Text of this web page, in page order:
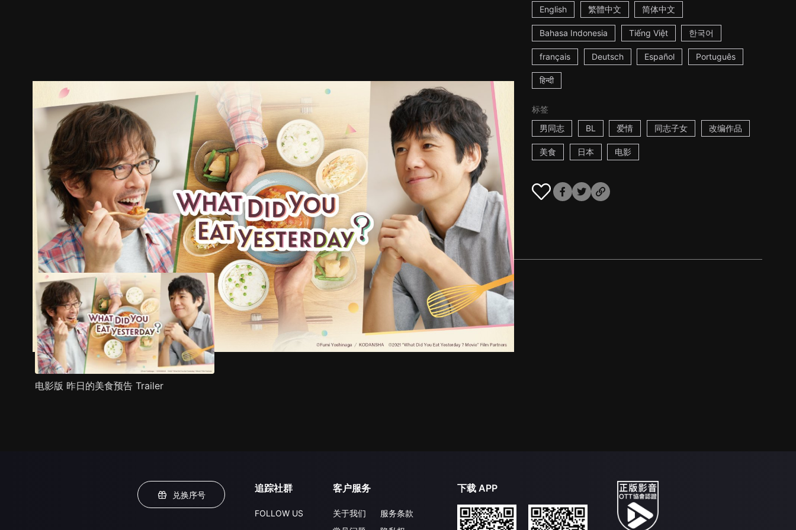
English 繁體中文 简体中文
Bahasa Indonesia Tiếng Việt 한국어
français Deutsch Español Português
हिन्दी
标签
男同志
BL 爱情 同志子女 改编作品
美食 日本 电影
预告 剧照 推荐影片 剧情介绍
电影版 昨日的美食预告 Trailer
兑换序号
追踪社群
FOLLOW US
客户服务
关于我们
服务条款
下载 APP